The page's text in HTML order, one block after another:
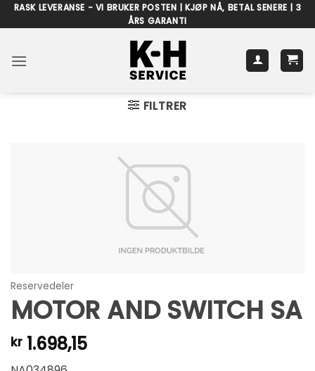
Skip
to
RASK LEVERANSE - VI BRUKER POSTEN | KJØP NÅ, BETAL SENERE | 3
ÅRS GARANTI
FILTRER
Reservedeler
MOTOR AND SWITCH SA
kr 1.698,15